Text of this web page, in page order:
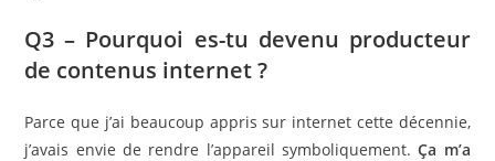
Q3 – Pourquoi es-tu devenu producteur
de contenus internet ?
Parce que j’ai beaucoup appris sur internet cette décennie,
j’avais envie de rendre l’appareil symboliquement.Ça m’a